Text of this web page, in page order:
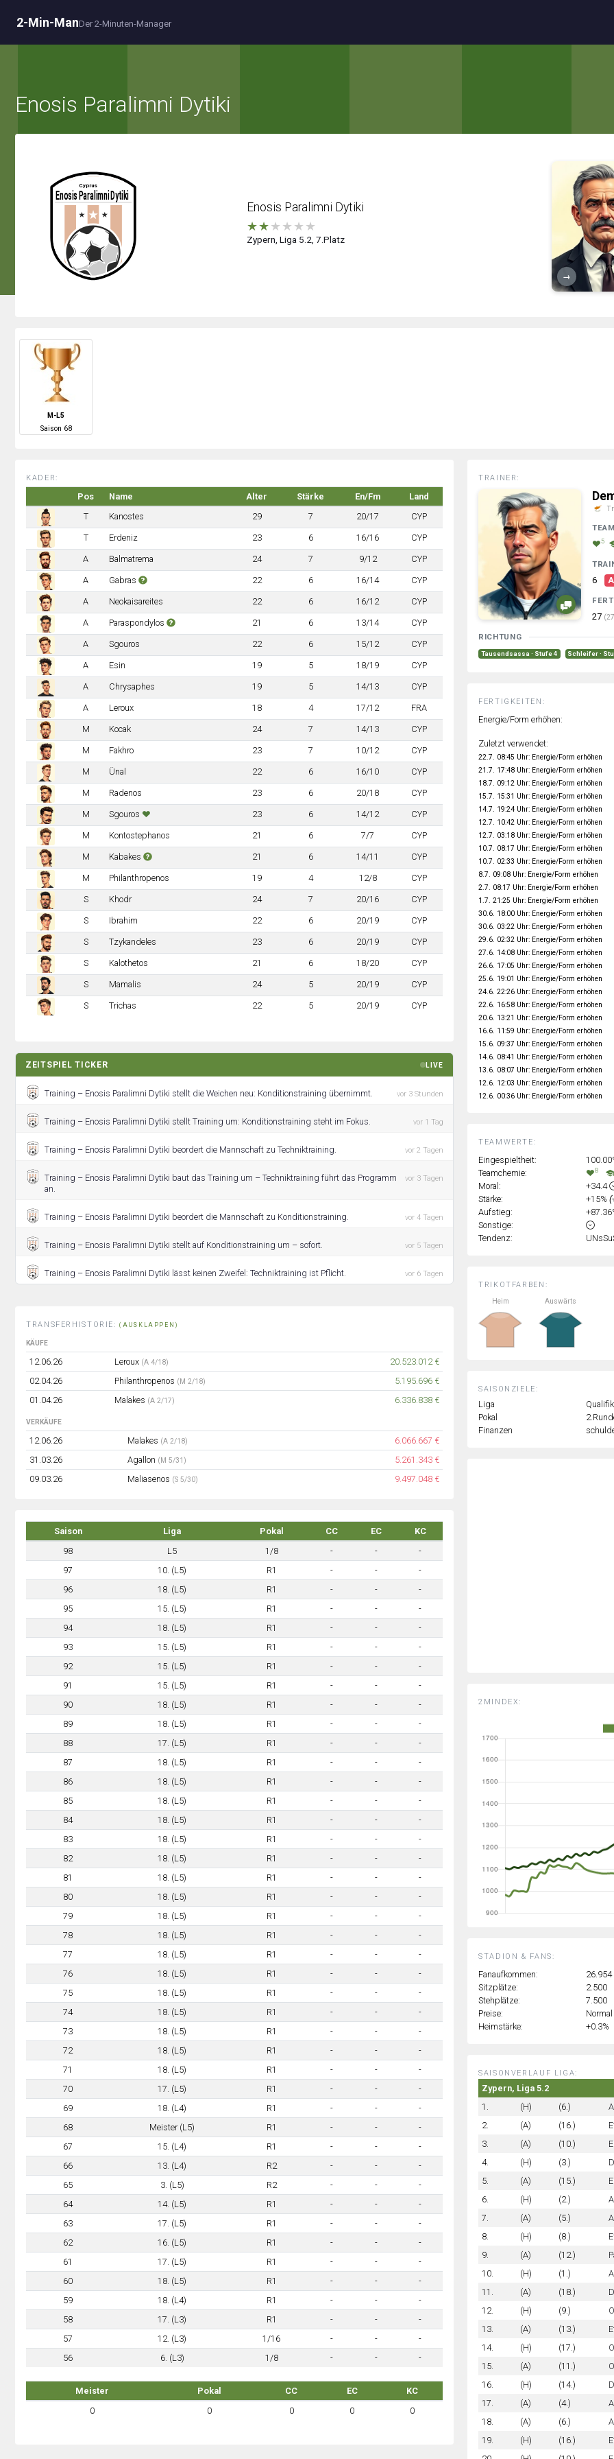
2-Min-ManDer 2-Minuten-Manager
Enosis Paralimni Dytiki
Enosis Paralimni Dytiki
★★★ ★ ★ ★
Zypern, Liga 5.2, 7.Platz
→
M-L5
Saison 68
KADER:
Pos Name Alter Stärke En/Fm
Land
T
Kanostes 29 7 20/17 CYP
T Erdeniz 23 6 16/16 CYP
A Balmatrema 24 7 9/12 CYP
A Gabras 22 6 16/14 CYP
A Neokaisareites 22 6 16/12 CYP
A Paraspondylos 21 6 13/14 CYP
A Sgouros 22 6 15/12 CYP
A Esin 19 5 18/19 CYP
A Chrysaphes 19 5 14/13 CYP
A Leroux 18 4 17/12 FRA
M Kocak 24 7 14/13 CYP
M Fakhro 23 7 10/12 CYP
M Ünal 22 6 16/10 CYP
M Radenos 23 6 20/18 CYP
M Sgouros 23 6 14/12 CYP
M Kontostephanos 21 6 7/7 CYP
M Kabakes 21 6 14/11 CYP
M Philanthropenos 19 4 12/8 CYP
S Khodr 24 7 20/16 CYP
S Ibrahim 22 6 20/19 CYP
S Tzykandeles 23 6 20/19 CYP
S Kalothetos 21 6 18/20 CYP
S Mamalis 24 5 20/19 CYP
S Trichas 22 5 20/19 CYP
ZEITSPIEL TICKER LIVE
Training – Enosis Paralimni Dytiki stellt die Weichen neu: Konditionstraining übernimmt. vor 3 Stunden
Training – Enosis Paralimni Dytiki stellt Training um: Konditionstraining steht im Fokus. vor 1 Tag
Training – Enosis Paralimni Dytiki beordert die Mannschaft zu Techniktraining. vor 2 Tagen
Training – Enosis Paralimni Dytiki baut das Training um – Techniktraining führt das Programm
an.
vor 3 Tagen
Training – Enosis Paralimni Dytiki beordert die Mannschaft zu Konditionstraining. vor 4 Tagen
Training – Enosis Paralimni Dytiki stellt auf Konditionstraining um – sofort. vor 5 Tagen
Training – Enosis Paralimni Dytiki lässt keinen Zweifel: Techniktraining ist Pflicht. vor 6 Tagen
TRANSFERHISTORIE:(AUSKLAPPEN)
KÄUFE
12.06.26 Leroux (A 4/18)
20.523.012 €
02.04.26
Philanthropenos (M 2/18)
5.195.696 €
01.04.26
Malakes (A 2/17) 6.336.838 €
VERKÄUFE
12.06.26 Malakes (A 2/18)
6.066.667 €
31.03.26
Agallon (M 5/31)
5.261.343 €
09.03.26
Maliasenos (S 5/30) 9.497.048 €
Saison Liga Pokal CC EC
KC
98
L5 1/8 - -
-
97
10. (L5) R1 - -
-
96
18. (L5) R1 - -
-
95
15. (L5) R1 - -
-
94
18. (L5) R1 - -
-
93
15. (L5) R1 - -
-
92
15. (L5) R1 - -
-
91
15. (L5) R1 - -
-
90
18. (L5) R1 - -
-
89
18. (L5) R1 - -
-
88
17. (L5) R1 - -
-
87
18. (L5) R1 - -
-
86
18. (L5) R1 - -
-
85
18. (L5) R1 - -
-
84
18. (L5) R1 - -
-
83
18. (L5) R1 - -
-
82
18. (L5) R1 - -
-
81
18. (L5) R1 - -
-
80
18. (L5) R1 - -
-
79
18. (L5) R1 - -
-
78
18. (L5) R1 - -
-
77
18. (L5) R1 - -
-
76
18. (L5) R1 - -
-
75
18. (L5) R1 - -
-
74
18. (L5) R1 - -
-
73
18. (L5) R1 - -
-
72
18. (L5) R1 - -
-
71
18. (L5) R1 - -
-
70
17. (L5) R1 - -
-
69
18. (L4) R1 - -
-
68
Meister (L5) R1 - -
-
67
15. (L4) R1 - -
-
66
13. (L4) R2 - -
-
65
3. (L5) R2 - -
-
64
14. (L5) R1 - -
-
63
17. (L5) R1 - -
-
62
16. (L5) R1 - -
-
61
17. (L5) R1 - -
-
60
18. (L5) R1 - -
-
59
18. (L4) R1 - -
-
58
17. (L3) R1 - -
-
57
12. (L3) 1/16 - -
-
56
6. (L3) 1/8 - - -
Meister Pokal CC EC
KC
0
0 0 0 0
TRIKOTFARBEN:
Heim
Auswärts
SAISONZIELE:
Liga
Pokal
Finanzen
2MINDEX:
TEAMWERTE:
Eingespieltheit:
Teamchemie:
8
Moral:
+34.4
Stärke:
+15%
Aufstieg:
Sonstige:
Tendenz:
TRAINER:
5
6
27
RICHTUNG
Tausendsassa · Stufe 4 Schleifer ·
FERTIGKEITEN:
Energie/Form erhöhen:
Zuletzt verwendet:
22.7. 08:45 Uhr: Energie/Form erhöhen
21.7. 17:48 Uhr: Energie/Form erhöhen
18.7. 09:12 Uhr: Energie/Form erhöhen
15.7. 15:31 Uhr: Energie/Form erhöhen
14.7. 19:24 Uhr: Energie/Form erhöhen
12.7. 10:42 Uhr: Energie/Form erhöhen
12.7. 03:18 Uhr: Energie/Form erhöhen
10.7. 08:17 Uhr: Energie/Form erhöhen
10.7. 02:33 Uhr: Energie/Form erhöhen
8.7. 09:08 Uhr: Energie/Form erhöhen
2.7. 08:17 Uhr: Energie/Form erhöhen
1.7. 21:25 Uhr: Energie/Form erhöhen
30.6. 18:00 Uhr: Energie/Form erhöhen
30.6. 03:22 Uhr: Energie/Form erhöhen
29.6. 02:32 Uhr: Energie/Form erhöhen
27.6. 14:08 Uhr: Energie/Form erhöhen
26.6. 17:05 Uhr: Energie/Form erhöhen
25.6. 19:01 Uhr: Energie/Form erhöhen
24.6. 22:26 Uhr: Energie/Form erhöhen
22.6. 16:58 Uhr: Energie/Form erhöhen
20.6. 13:21 Uhr: Energie/Form erhöhen
16.6. 11:59 Uhr: Energie/Form erhöhen
15.6. 09:37 Uhr: Energie/Form erhöhen
14.6. 08:41 Uhr: Energie/Form erhöhen
13.6. 08:07 Uhr: Energie/Form erhöhen
12.6. 12:03 Uhr: Energie/Form erhöhen
12.6. 00:36 Uhr: Energie/Form erhöhen
STADION & FANS:
Fanaufkommen:
26.954
Sitzplätze:
2.500
Stehplätze:
7.500
Preise:
Normal
Heimstärke:
+0.3%
SAISONVERLAUF LIGA:
Zypern, Liga 5.2
1.
(H) (6.)
2.
(A) (16.)
3.
(A) (10.)
4.
(H) (3.)
5.
(A) (15.)
6.
(H) (2.)
7.
(A) (5.)
8.
(H) (8.)
9.
(A) (12.)
10.
(H) (1.)
11.
(A) (18.)
12.
(H) (9.)
13.
(A) (13.)
14.
(H) (17.)
15.
(A) (11.)
16.
(H) (14.)
17.
(A) (4.)
18.
(A) (6.)
19.
(H) (16.)